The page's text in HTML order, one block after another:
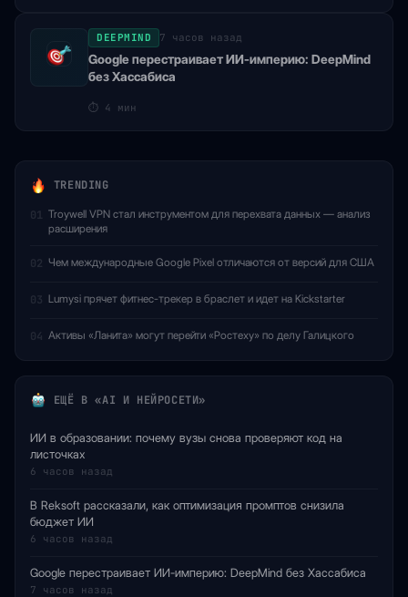
DEEPMIND 7 часов назад
Google перестраивает ИИ-империю: DeepMind
без Хассабиса
⏱ 4 мин
TRENDING
01 Troywell VPN стал инструментом для перехвата данных — анализ
расширения
02 Чем международные Google Pixel отличаются от версий для США
03 Lumysi прячет фитнес-трекер в браслет и идет на Kickstarter
04 Активы «Ланита» могут перейти «Ростеху» по делу Галицкого
ЕЩЁ В «AI И НЕЙРОСЕТИ»
ИИ в образовании: почему вузы снова проверяют код на
листочках
6 часов назад
В Reksoft рассказали, как оптимизация промптов снизила
бюджет ИИ
6 часов назад
Google перестраивает ИИ-империю: DeepMind без Хассабиса
7 часов назад